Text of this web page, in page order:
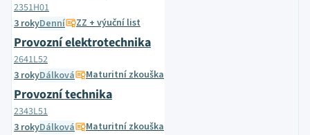
2351H01
3 rokyDenní ZZ + výuční list
Provozní elektrotechnika
2641L52
3 rokyDálková Maturitní zkouška
Provozní technika
2343L51
3 rokyDálková Maturitní zkouška